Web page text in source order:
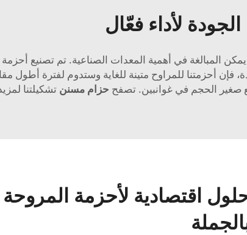
لأداء فعّال
يمكن المبالغة في أهمية المعدات الصناعية. تم تصنيع أحزمة
أحزمتنا للمراوح متينة للغاية وستدوم لفترة أطول
صغير الحجم في غوانبين. تصفح حزام مسنن تشكيلتنا
اقتصادية لأحزمة